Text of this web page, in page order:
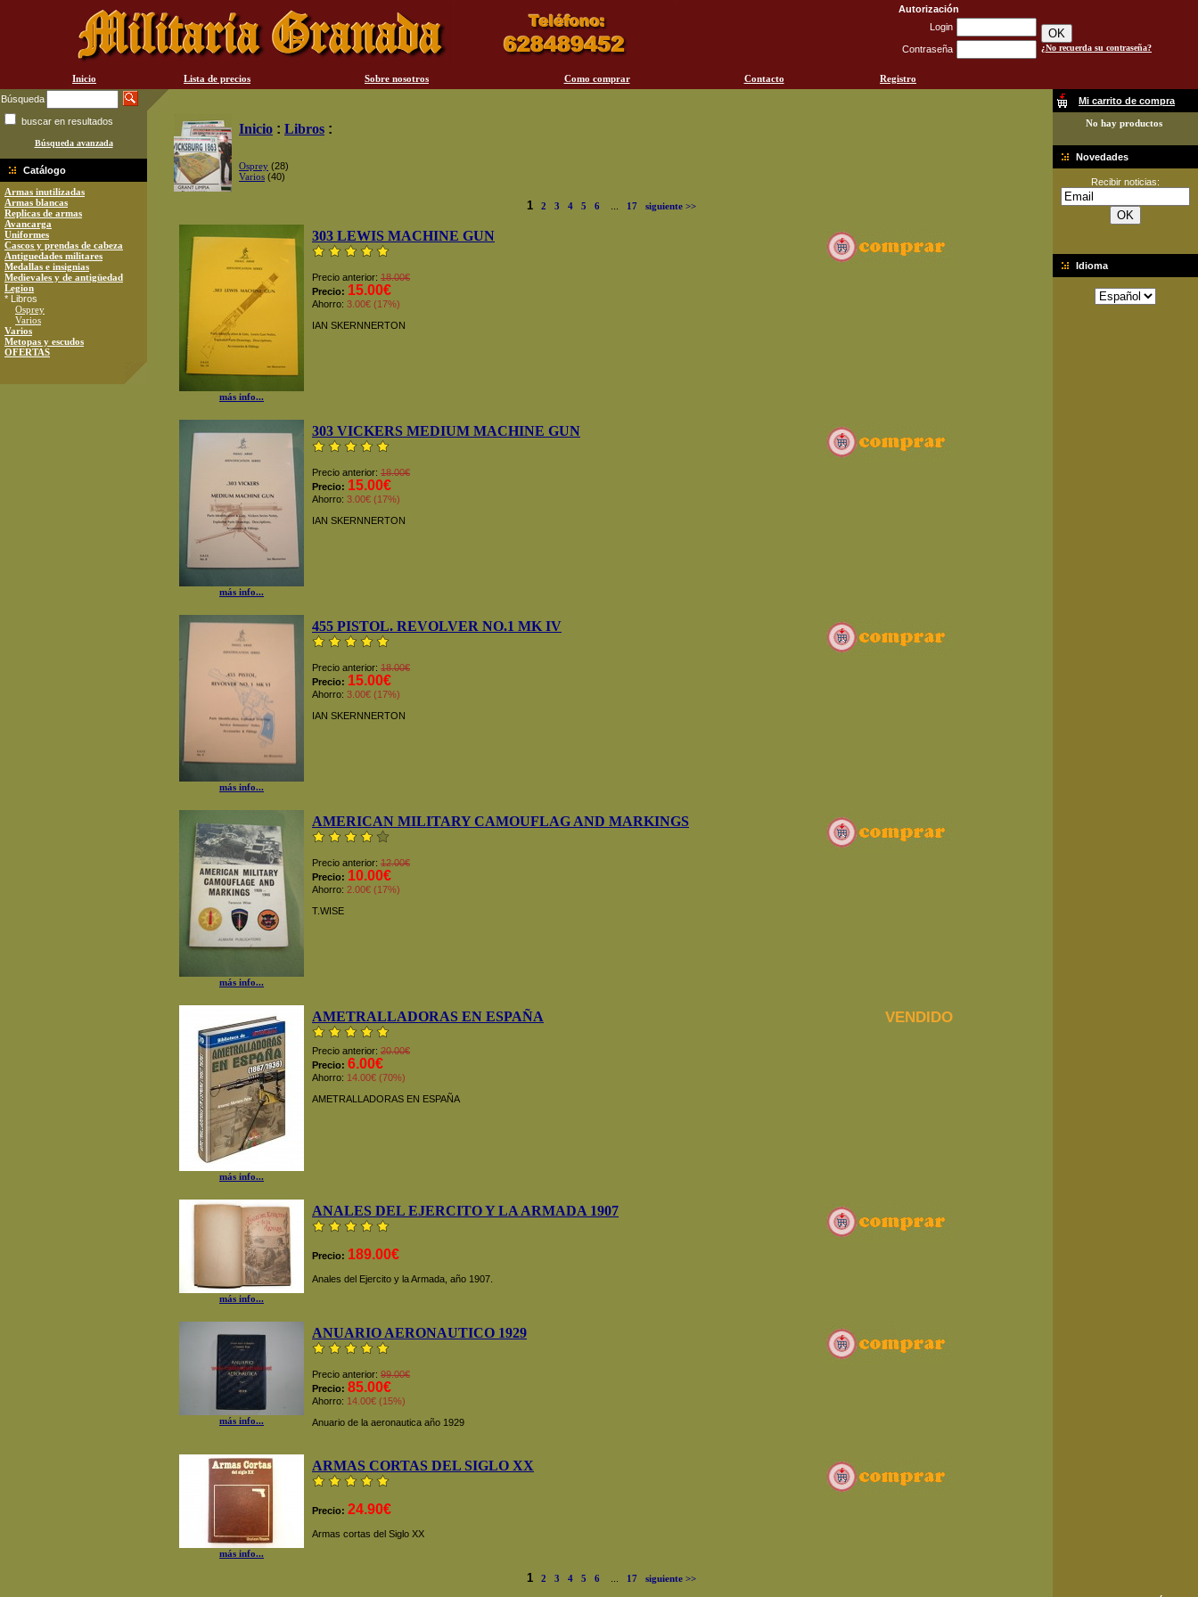
Autorización
Login
Contraseña ¿No recuerda su contraseña?
Inicio Lista de precios Sobre nosotros Como comprar Contacto
Registro
Búsqueda
buscar en resultados
Búsqueda avanzada
Catálogo
Armas inutilizadas
Armas blancas
Replicas de armas
Avancarga
Uniformes
Cascos y prendas de cabeza
Antiguedades militares
Medallas e insignias
Medievales y de antigüedad
Legion
* Libros
Osprey
Varios
Varios
Metopas y escudos
OFERTAS
Inicio : Libros :
Osprey (28)
Varios (40)
1 2 3 4 5 6 17 siguiente >>
más info...
303 LEWIS MACHINE GUN
Precio anterior: 18.00€
Precio: 15.00€
Ahorro: 3.00€ (17%)
IAN SKERNNERTON
más info...
303 VICKERS MEDIUM MACHINE GUN
Precio anterior: 18.00€
Precio: 15.00€
Ahorro: 3.00€ (17%)
IAN SKERNNERTON
más info...
455 PISTOL. REVOLVER NO.1 MK IV
Precio anterior: 18.00€
Precio: 15.00€
Ahorro: 3.00€ (17%)
IAN SKERNNERTON
más info...
AMERICAN MILITARY CAMOUFLAG AND MARKINGS
Precio anterior: 12.00€
Precio: 10.00€
Ahorro: 2.00€ (17%)
T.WISE
más info...
AMETRALLADORAS EN ESPAÑA VENDIDO
Precio anterior: 20.00€
Precio: 6.00€
Ahorro: 14.00€ (70%)
AMETRALLADORAS EN ESPAÑA
más info...
ANALES DEL EJERCITO Y LA ARMADA 1907
Precio: 189.00€
Anales del Ejercito y la Armada, año 1907.
más info...
ANUARIO AERONAUTICO 1929
Precio anterior: 99.00€
Precio: 85.00€
Ahorro: 14.00€ (15%)
Anuario de la aeronautica año 1929
más info...
ARMAS CORTAS DEL SIGLO XX
Precio: 24.90€
Armas cortas del Siglo XX
1 2 3 4 5 6 17 siguiente >>
Mi carrito de compra
No hay productos
Novedades
Recibir noticias:
Idioma